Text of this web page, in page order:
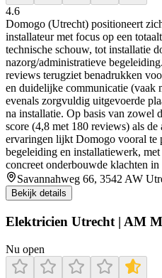
4.6
Domogo (Utrecht) positioneert
installateur met focus op een
technische schouw, tot installatie
nazorg/administratieve
reviews terugziet benadrukken
en duidelijke communicatie (vaak
evenals zorgvuldig uitgevoerde
na installatie. Op basis van zowel
score (4,8 met 180 reviews) als
ervaringen lijkt Domogo vooral te
begeleiding en installatiewerk,
concreet onderbouwde klachten in
Savannahweg 66, 3542 AW
Bekijk details
Elektricien Utrecht | AM
Nu open